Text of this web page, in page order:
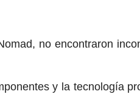
no encontraron
y la tecnología